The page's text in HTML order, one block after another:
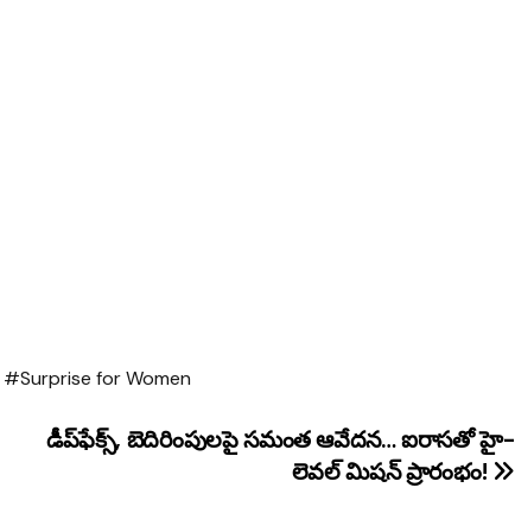
#Surprise for Women
డీప్‌ఫేక్స్, బెదిరింపులపై సమంత ఆవేదన… ఐరాసతో హై-
లెవల్ మిషన్ ప్రారంభం!